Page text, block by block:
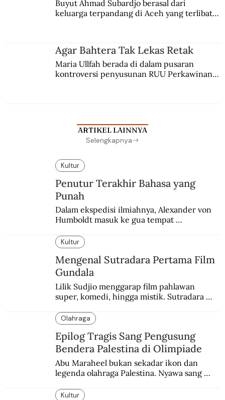
Buyut Ahmad Subardjo berasal dari
keluarga terpandang di Aceh yang terlibat
Agar Bahtera Tak Lekas Retak
Maria Ullfah berada di dalam pusaran
kontroversi penyusunan RUU Perkawinan.
ARTIKEL LAINNYA
Selengkapnya
Kultur
Penutur Terakhir Bahasa yang
Punah
Dalam ekspedisi ilmiahnya, Alexander von
Humboldt masuk ke gua tempat
burung nuri diyakini sebagai penutur
terakhir bahasa suku itu.
Kultur
Mengenal Sutradara Pertama Film
Gundala
Lilik Sudjio menggarap film pahlawan
super, komedi, hingga mistik. Sutradara
Olahraga
Epilog Tragis Sang Pengusung
Bendera Palestina di Olimpiade
Abu Maraheel bukan sekadar ikon dan
legenda olahraga Palestina. Nyawa sang
memblokade Rafah.
Kultur